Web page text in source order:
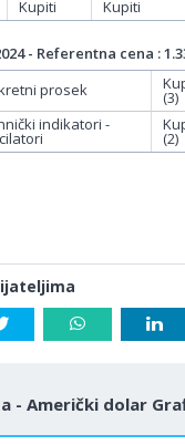
Kupiti Kupiti
- Referentna cena :
prosek (3)
indikatori -
(2)
- Američki dolar